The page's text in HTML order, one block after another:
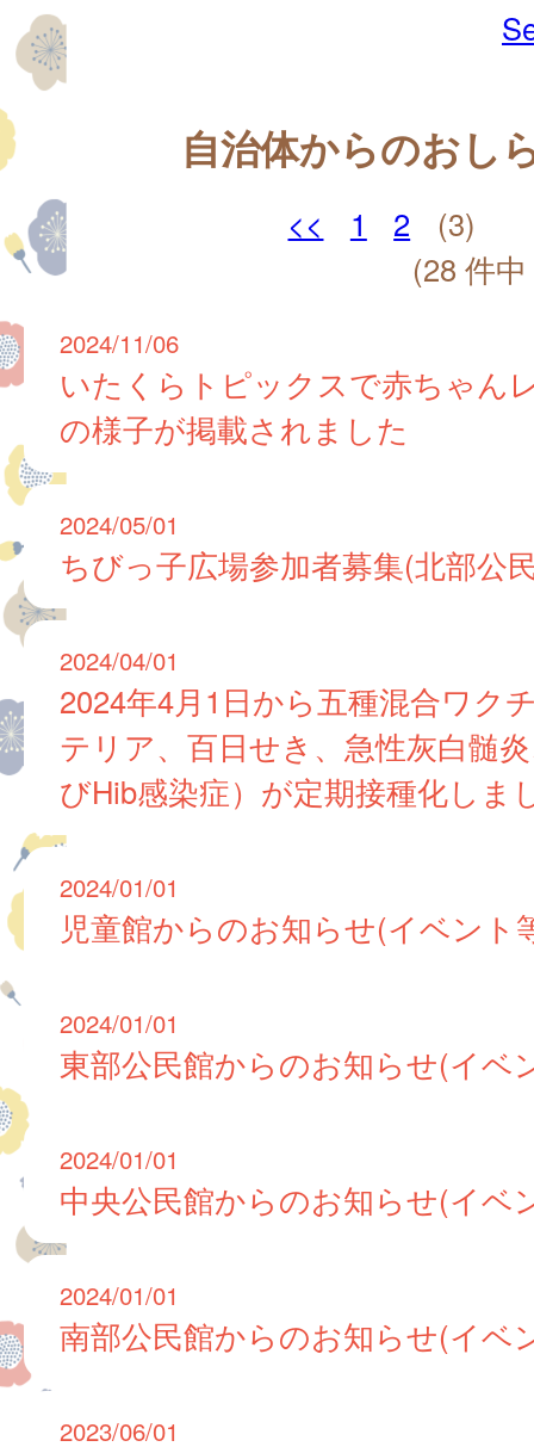
自治体からのおし
<< 1 2
(3)
(28 件
2024/11/06
いたくらトピックスで赤ちゃん
の様子が掲載されました
2024/05/01
ちびっ子広場参加者募集(北部公
2024/04/01
2024年4月1日から五種混合ワク
テリア、百日せき、急性灰白髄
びHib感染症）が定期接種化しま
2024/01/01
児童館からのお知らせ(イベント
2024/01/01
東部公民館からのお知らせ(イベ
2024/01/01
中央公民館からのお知らせ(イベ
2024/01/01
南部公民館からのお知らせ(イベ
2023/06/01